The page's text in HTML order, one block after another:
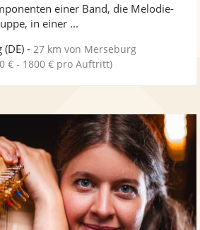
einer Band, die Melodie-
in einer ...
(DE) - 27 km von Merseburg
€ - 1800 € pro Auftritt)